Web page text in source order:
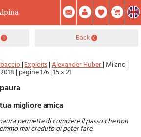
In Your Cart
Summary
Create Account Mod. Password
back
|Exploits|Alexander Huber| Milano|
| pagine 176|15 x 21
paura
tua migliore amica
permette di compiere il passo che non
mai creduto di poter fare.